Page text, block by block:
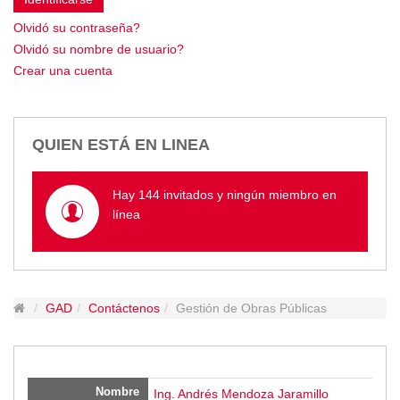
Olvidó su contraseña?
Olvidó su nombre de usuario?
Crear una cuenta
QUIEN ESTÁ EN LINEA
Hay 144 invitados y ningún miembro en
línea
GAD Contáctenos Gestión de Obras Públicas
Nombre Ing. Andrés Mendoza Jaramillo
Empresa Pública de Vivienda
Biblioteca
P.A.C. - P.O.A.
Ordenanzas/Resoluciones
Cumplimiento LOTAIP
Concurso de Méritos
Concursos 2016
Servicio